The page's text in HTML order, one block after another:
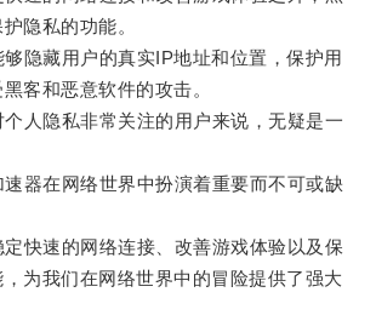
隐私的功能。
藏用户的真实IP地址和位置，保护用
客和恶意软件的攻击。
隐私非常关注的用户来说，无疑是一
在网络世界中扮演着重要而不可或缺
速的网络连接、改善游戏体验以及保
为我们在网络世界中的冒险提供了强大